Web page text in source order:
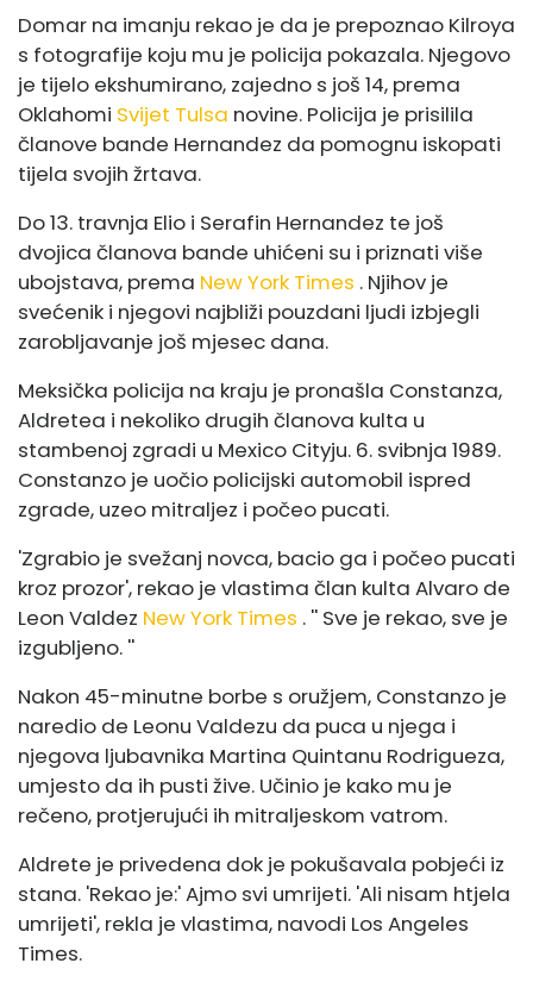
Domar na imanju rekao je da je prepoznao Kilroya
s fotografije koju mu je policija pokazala. Njegovo
je tijelo ekshumirano, zajedno s još 14, prema
Oklahomi Svijet Tulsa novine. Policija je prisilila
članove bande Hernandez da pomognu iskopati
tijela svojih žrtava.
Do 13. travnja Elio i Serafin Hernandez te još
dvojica članova bande uhićeni su i priznati više
ubojstava, prema New York Times . Njihov je
svećenik i njegovi najbliži pouzdani ljudi izbjegli
zarobljavanje još mjesec dana.
Meksička policija na kraju je pronašla Constanza,
Aldretea i nekoliko drugih članova kulta u
stambenoj zgradi u Mexico Cityju. 6. svibnja 1989.
Constanzo je uočio policijski automobil ispred
zgrade, uzeo mitraljez i počeo pucati.
'Zgrabio je svežanj novca, bacio ga i počeo pucati
kroz prozor', rekao je vlastima član kulta Alvaro de
Leon Valdez New York Times . '' Sve je rekao, sve je
izgubljeno. ''
Nakon 45-minutne borbe s oružjem, Constanzo je
naredio de Leonu Valdezu da puca u njega i
njegova ljubavnika Martina Quintanu Rodrigueza,
umjesto da ih pusti žive. Učinio je kako mu je
rečeno, protjerujući ih mitraljeskom vatrom.
Aldrete je privedena dok je pokušavala pobjeći iz
stana. 'Rekao je:' Ajmo svi umrijeti. 'Ali nisam htjela
umrijeti', rekla je vlastima, navodi Los Angeles
Times.